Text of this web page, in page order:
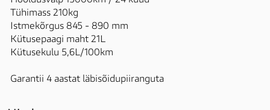
Tühimass 210kg
Istmekõrgus 845 - 890 mm
Kütusepaagi maht 21L
Kütusekulu 5,6L/100km
Garantii 4 aastat läbisõidupiiranguta